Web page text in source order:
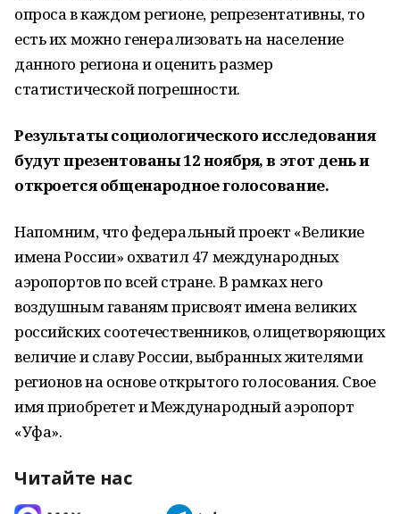
опроса в каждом регионе, репрезентативны, то
есть их можно генерализовать на население
данного региона и оценить размер
статистической погрешности.
Результаты социологического исследования
будут презентованы 12 ноября, в этот день и
откроется общенародное голосование.
Напомним, что федеральный проект «Великие
имена России» охватил 47 международных
аэропортов по всей стране. В рамках него
воздушным гаваням присвоят имена великих
российских соотечественников, олицетворяющих
величие и славу России, выбранных жителями
регионов на основе открытого голосования. Свое
имя приобретет и Международный аэропорт
«Уфа».
Читайте нас